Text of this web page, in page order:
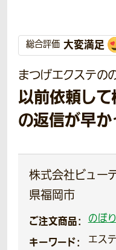
総合評価 大変満足
まつげエクステの
以前依頼して
の返信が早
株式会社ビュー
県福岡市
ご注文商品： のぼ
キーワード： エス